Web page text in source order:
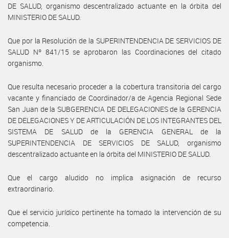
DE SALUD, organismo descentralizado actuante en la órbita del
MINISTERIO DE SALUD.
Que por la Resolución de la SUPERINTENDENCIA DE SERVICIOS DE
SALUD Nº 841/15 se aprobaron las Coordinaciones del citado
organismo.
Que resulta necesario proceder a la cobertura transitoria del cargo
vacante y financiado de Coordinador/a de Agencia Regional Sede
San Juan de la SUBGERENCIA DE DELEGACIONES de la GERENCIA
DE DELEGACIONES Y DE ARTICULACIÓN DE LOS INTEGRANTES DEL
SISTEMA DE SALUD de la GERENCIA GENERAL de la
SUPERINTENDENCIA DE SERVICIOS DE SALUD, organismo
descentralizado actuante en la órbita del MINISTERIO DE SALUD.
Que el cargo aludido no implica asignación de recurso
extraordinario.
Que el servicio jurídico pertinente ha tomado la intervención de su
competencia.